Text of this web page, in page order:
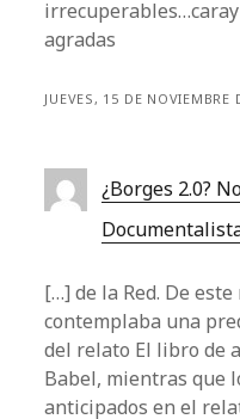
agradas
JUEVES, 15 DE NOVIEMBRE
¿Borges 2.0?
[…] de la Red. De
contemplaba una
del relato El libro de
Babel, mientras que
anticipados en el